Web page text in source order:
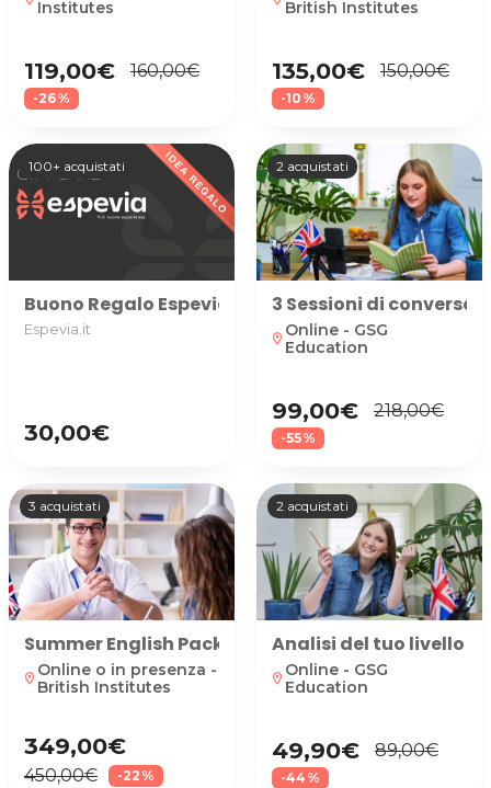
Institutes
119,00€ 160,00€
-26%
British Institutes
135,00€ 150,00€
-10%
100+ acquistati
Buono Regalo Espevia disponibile in diversi
Espevia.it
30,00€
2 acquistati
3 Sessioni di
location_on Online - GSG
Education
99,00€ 218,00€
-55%
3 acquistati
Summer English Pack: 10 lezioni in presenza o
location_on Online o in presenza -
British Institutes
349,00€
450,00€ -22%
2 acquistati
Analisi del tuo livello
location_on Online - GSG
Education
49,90€ 89,00€
-44%